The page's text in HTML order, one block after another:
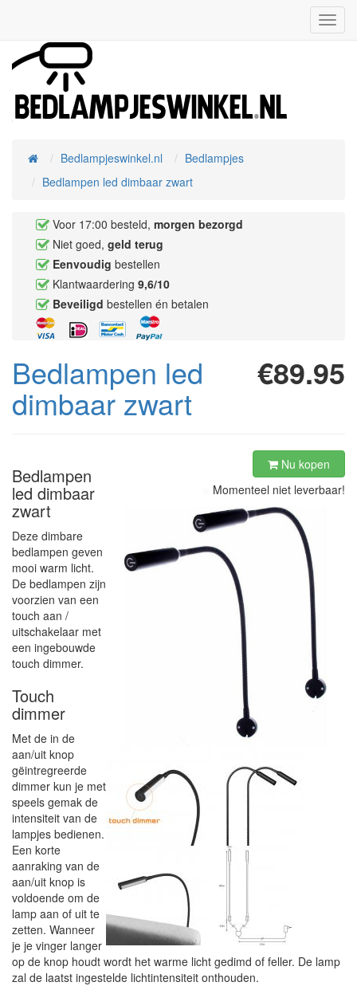
HomeBedlampjeswinkel.nl
Bedlampjes
Bedlampen led dimbaar zwart
Voor 17:00 besteld, morgen bezorgd
Niet goed, geld terug
Eenvoudig bestellen
Klantwaardering 9,6/10
Beveiligd bestellen én betalen
€89.95
Bedlampen led
dimbaar zwart
Nu kopen
Momenteel niet leverbaar!
Bedlampen
led dimbaar
zwart
Deze dimbare
bedlampen geven
mooi warm licht.
De bedlampen zijn
voorzien van een
touch aan /
uitschakelaar met
een ingebouwde
touch dimmer.
Touch
dimmer
Met de in de
aan/uit knop
gëintregreerde
dimmer kun je met
speels gemak de
intensiteit van de
lampjes bedienen.
Een korte
aanraking van de
aan/uit knop is
voldoende om de
lamp aan of uit te
zetten. Wanneer
je je vinger langer
op de knop houdt wordt het warme licht gedimd of feller. De lamp
zal de laatst ingestelde lichtintensiteit onthouden.